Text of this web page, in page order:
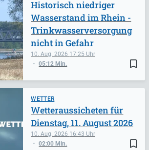
bookmark_border
10. Aug. 2026 17:25
05:12 Min.
Historisch niedriger
Wasserstand im Rhein -
Trinkwasserversorgung
nicht in Gefahr
WETTER
bookmark_border
10. Aug. 2026 16:43
02:00 Min.
Wetteraussicheten für
Dienstag, 11. August 2026